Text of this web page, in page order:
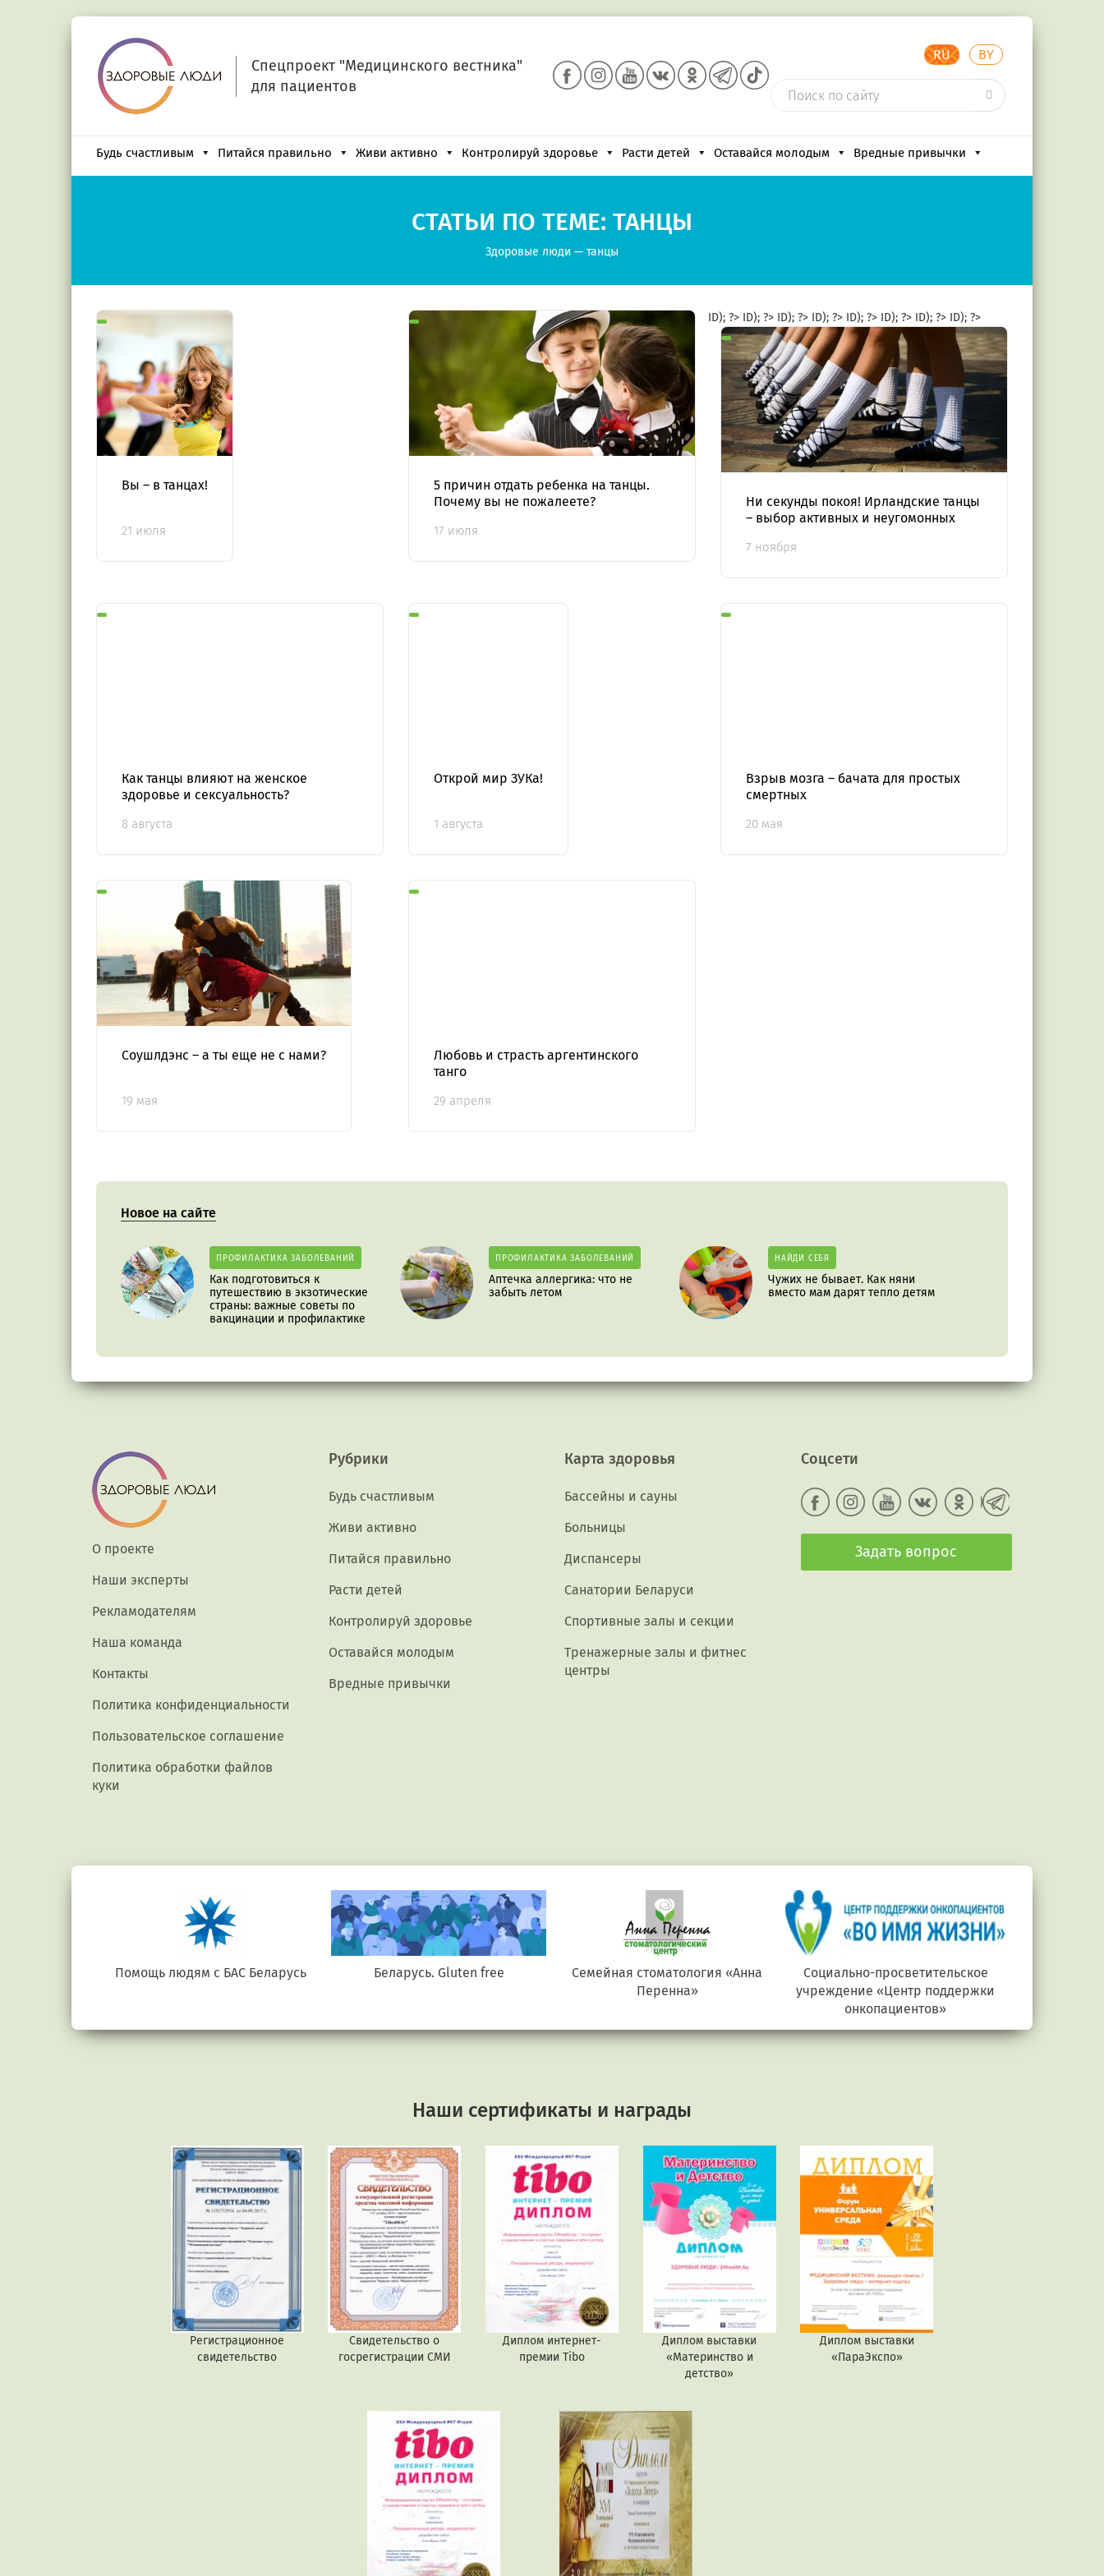
Спецпроект "Медицинского вестника"
для пациентов
RU BY
Будь счастливым Питайся правильно Живи активно Контролируй здоровье Расти детей Оставайся молодым Вредные привычки
СТАТЬИ ПО ТЕМЕ: ТАНЦЫ
Здоровые люди — танцы
ID); ?>
Вы – в танцах!
21 июля
ID); ?>
5 причин отдать ребенка на танцы.
Почему вы не пожалеете?
17 июля
ID); ?>
Ни секунды покоя! Ирландские танцы
– выбор активных и неугомонных
7 ноября
ID); ?>
Как танцы влияют на женское
здоровье и сексуальность?
8 августа
ID); ?>
Открой мир ЗУКа!
1 августа
ID); ?>
Взрыв мозга – бачата для простых
смертных
20 мая
ID); ?>
Соушлдэнс – а ты еще не с нами?
19 мая
ID); ?>
Любовь и страсть аргентинского
танго
29 апреля
Новое на сайте
ПРОФИЛАКТИКА ЗАБОЛЕВАНИЙ
Как подготовиться к
путешествию в экзотические
страны: важные советы по
вакцинации и профилактике
ПРОФИЛАКТИКА ЗАБОЛЕВАНИЙ
Аптечка аллергика: что не
забыть летом
НАЙДИ СЕБЯ
Чужих не бывает. Как няни
вместо мам дарят тепло детям
О проекте
Наши эксперты
Рекламодателям
Наша команда
Контакты
Политика конфиденциальности
Пользовательское соглашение
Политика обработки файлов
куки
Рубрики
Будь счастливым
Живи активно
Питайся правильно
Расти детей
Контролируй здоровье
Оставайся молодым
Вредные привычки
Карта здоровья
Бассейны и сауны
Больницы
Диспансеры
Санатории Беларуси
Спортивные залы и секции
Тренажерные залы и фитнес
центры
Соцсети
Задать вопрос
Помощь людям с БАС Беларусь Беларусь. Gluten free
Семейная стоматология «Анна
Перенна»
Социально-просветительское
учреждение «Центр поддержки
онкопациентов»
Наши сертификаты и награды
Регистрационное
свидетельство
Свидетельство о
госрегистрации СМИ
Диплом интернет-
премии Tibo
Диплом выставки
«Материнство и
детство»
Диплом выставки
«ПараЭкспо»